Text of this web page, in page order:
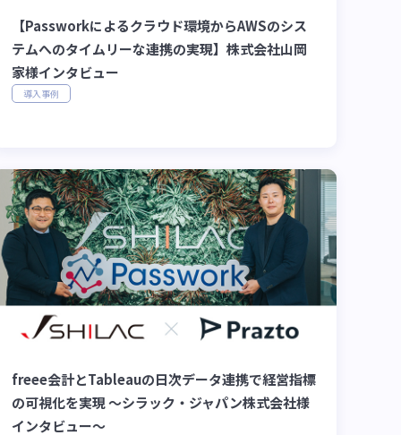
【Passworkによるクラウド環境からAWSのシス
テムへのタイムリーな連携の実現】株式会社山岡
家様インタビュー
導入事例
freee会計とTableauの日次データ連携で経営指標
の可視化を実現 〜シラック・ジャパン株式会社様
インタビュー〜